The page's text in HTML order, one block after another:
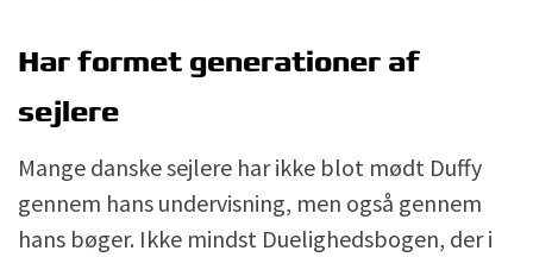
Har formet generationer af
sejlere
Mange danske sejlere har ikke blot mødt Duffy
gennem hans undervisning, men også gennem
hans bøger. Ikke mindst Duelighedsbogen, der i